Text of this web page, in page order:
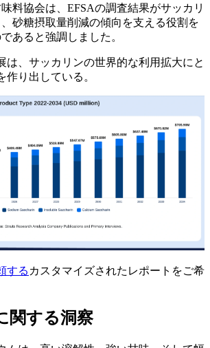
料協会は、EFSAの調査結果がサッカリ
砂糖摂取量削減の傾向を支える役割を
あると強調しました。
は、サッカリンの世界的な利用拡大にと
作り出している。
する カスタマイズされたレポートをご希
関する洞察